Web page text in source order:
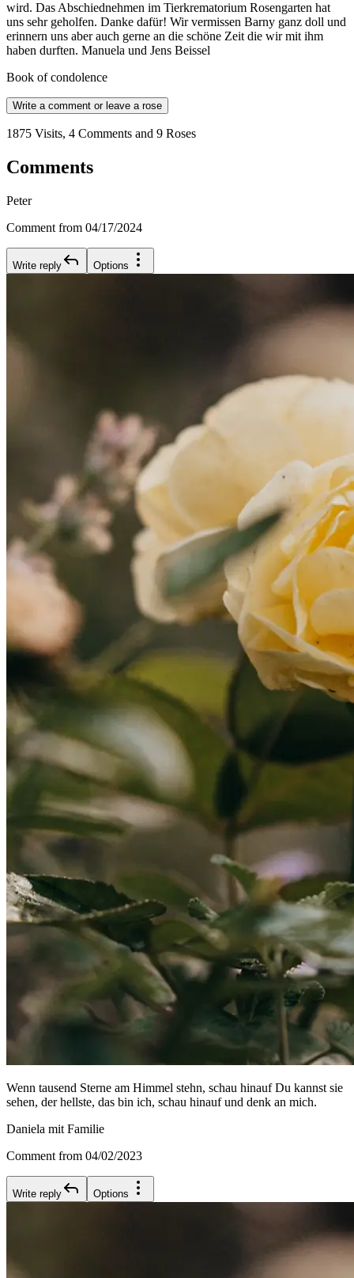
wird. Das Abschiednehmen im Tierkrematorium Rosengarten hat
uns sehr geholfen. Danke dafür! Wir vermissen Barny ganz doll und
erinnern uns aber auch gerne an die schöne Zeit die wir mit ihm
haben durften. Manuela und Jens Beissel
Book of condolence
Write a comment or leave a rose
1875 Visits, 4 Comments and 9 Roses
Comments
Peter
Comment from 04/17/2024
Write reply Options
Wenn tausend Sterne am Himmel stehn, schau hinauf Du kannst sie
sehen, der hellste, das bin ich, schau hinauf und denk an mich.
Daniela mit Familie
Comment from 04/02/2023
Write reply Options